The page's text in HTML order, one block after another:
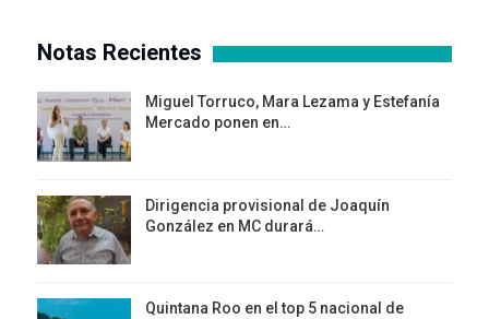
Notas Recientes
Miguel Torruco, Mara Lezama y Estefanía
Mercado ponen en…
Dirigencia provisional de Joaquín
González en MC durará…
Quintana Roo en el top 5 nacional de